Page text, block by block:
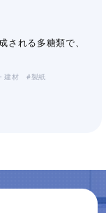
れる多糖類で、
建材 製紙